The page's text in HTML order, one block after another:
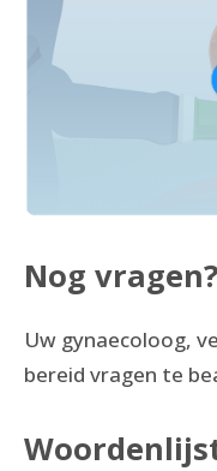
Nog vragen?
Uw gynaecoloog,
bereid vragen te